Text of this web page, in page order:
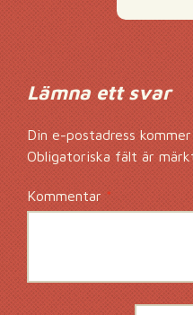
Lämna ett svar
Din e-postadress
Obligatoriska fält är
Kommentar*